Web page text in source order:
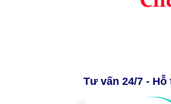
Tư vấn 24/7 -